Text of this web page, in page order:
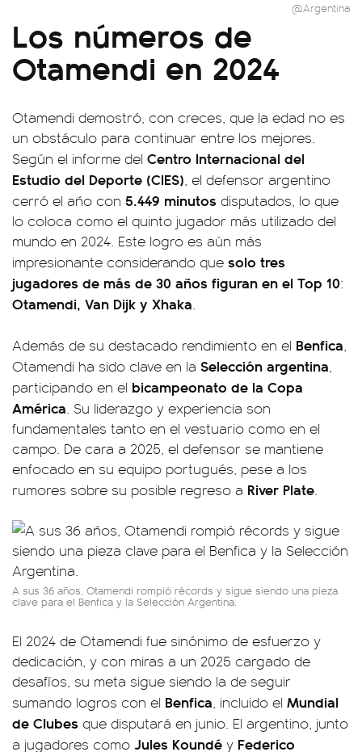
@Argentina
Los números de
Otamendi en 2024
Otamendi demostró, con creces, que la edad no es
un obstáculo para continuar entre los mejores.
Según el informe del Centro Internacional del
Estudio del Deporte (CIES), el defensor argentino
cerró el año con 5.449 minutos disputados, lo que
lo coloca como el quinto jugador más utilizado del
mundo en 2024. Este logro es aún más
impresionante considerando que solo tres
jugadores de más de 30 años figuran en el Top 10:
Otamendi, Van Dijk y Xhaka.
Además de su destacado rendimiento en el Benfica,
Otamendi ha sido clave en la Selección argentina,
participando en el bicampeonato de la Copa
América. Su liderazgo y experiencia son
fundamentales tanto en el vestuario como en el
campo. De cara a 2025, el defensor se mantiene
enfocado en su equipo portugués, pese a los
rumores sobre su posible regreso a River Plate.
A sus 36 años, Otamendi rompió récords y sigue siendo una pieza
clave para el Benfica y la Selección Argentina.
El 2024 de Otamendi fue sinónimo de esfuerzo y
dedicación, y con miras a un 2025 cargado de
desafíos, su meta sigue siendo la de seguir
sumando logros con el Benfica, incluido el Mundial
de Clubes que disputará en junio. El argentino, junto
a jugadores como Jules Koundé y Federico